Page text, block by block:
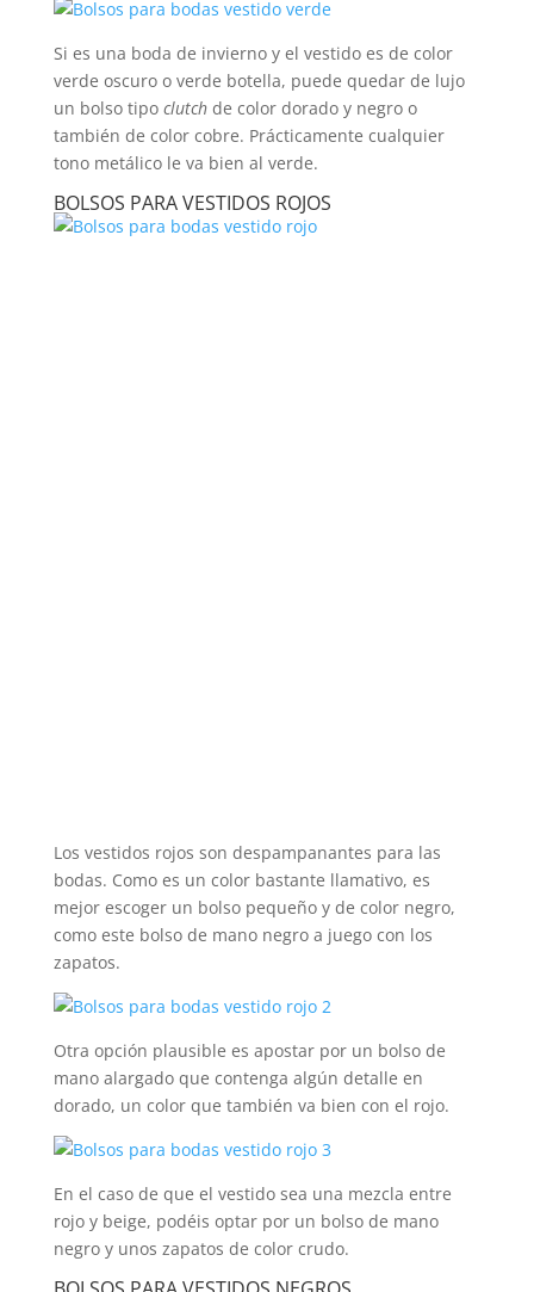
Si es una boda de invierno y el vestido es de color
verde oscuro o verde botella, puede quedar de lujo
un bolso tipo clutchde color dorado y negro o
también de color cobre. Prácticamente cualquier
tono metálico le va bien al verde.
BOLSOS PARA VESTIDOS ROJOS
Los vestidos rojos son despampanantes para las
bodas. Como es un color bastante llamativo, es
mejor escoger un bolso pequeño y de color negro,
como este bolso de mano negro a juego con los
zapatos.
Otra opción plausible es apostar por un bolso de
mano alargado que contenga algún detalle en
dorado, un color que también va bien con el rojo.
En el caso de que el vestido sea una mezcla entre
rojo y beige, podéis optar por un bolso de mano
negro y unos zapatos de color crudo.